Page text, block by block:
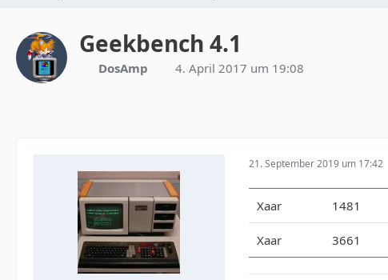
Geekbench 4.1
DosAmp 4. April 2017 um 19:08
21. September 2019 um 17:42
Xaar 1481
Xaar 3661